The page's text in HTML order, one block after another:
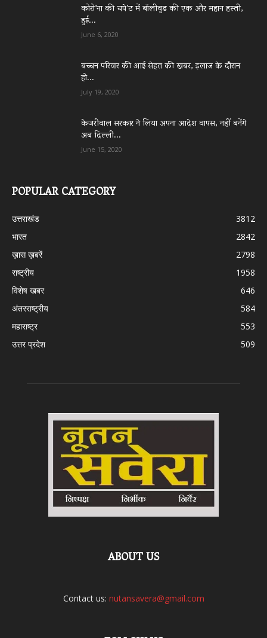
कोरो’ना की चपे’ट में बॉलीवुड की एक और महान हस्ती,
हुई...
June 6, 2020
बच्चन परिवार की आई सेहत की खबर, इलाज के दौरान
हो...
July 19, 2020
केजरीवाल सरकार ने लिया अपना आदेश वापस, नहीं बनेंगे
अब दिल्ली...
June 15, 2020
POPULAR CATEGORY
उत्तराखंड
3812
भारत
2842
ख़ास ख़बरें
2798
राष्ट्रीय
1958
विशेष खबर
646
अंतरराष्ट्रीय
584
महाराष्ट्र
553
उत्तर प्रदेश
509
ABOUT US
Contact us: nutansavera@gmail.com